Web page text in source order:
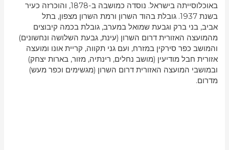
באוכלוסייתה בישראל. נוסדה כמושבה ב-1878, והוכרזה כעיר
בשנת 1937. גובלת בהוד השרון ורמת השרון מצפון, בתל
אביב, בני ברק וגבעת שמואל במערב, גובלת בכמה קיבוצים
מהמועצה האזורית דרום השרון (עינת, גבעת השלושה ונחשונים)
והמושב כפר סירקין במזרח, ועם גני תקווה, קריית אונו ומועצה
אזורית חבל מודיעין (מושב נחלים, רינתיה, מזור, בארות יצחק)
ובמושבי המועצה האזורית דרום השרון (מגשימים וכפר מעש)
מדרום.